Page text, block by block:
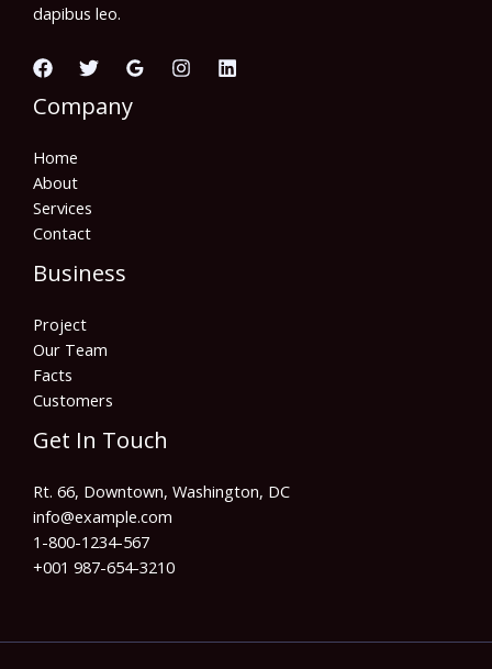
dapibus leo.
Company
Home
About
Services
Contact
Business
Project
Our Team
Facts
Customers
Get In Touch
Rt. 66, Downtown, Washington, DC
info@example.com​
1-800-1234-567
+001 987-654-3210